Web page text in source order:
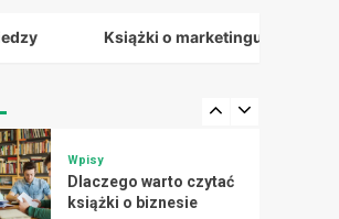
Książki o marketingu inspirujące do
Wpisy
Dlaczego warto czytać
książki o biznesie